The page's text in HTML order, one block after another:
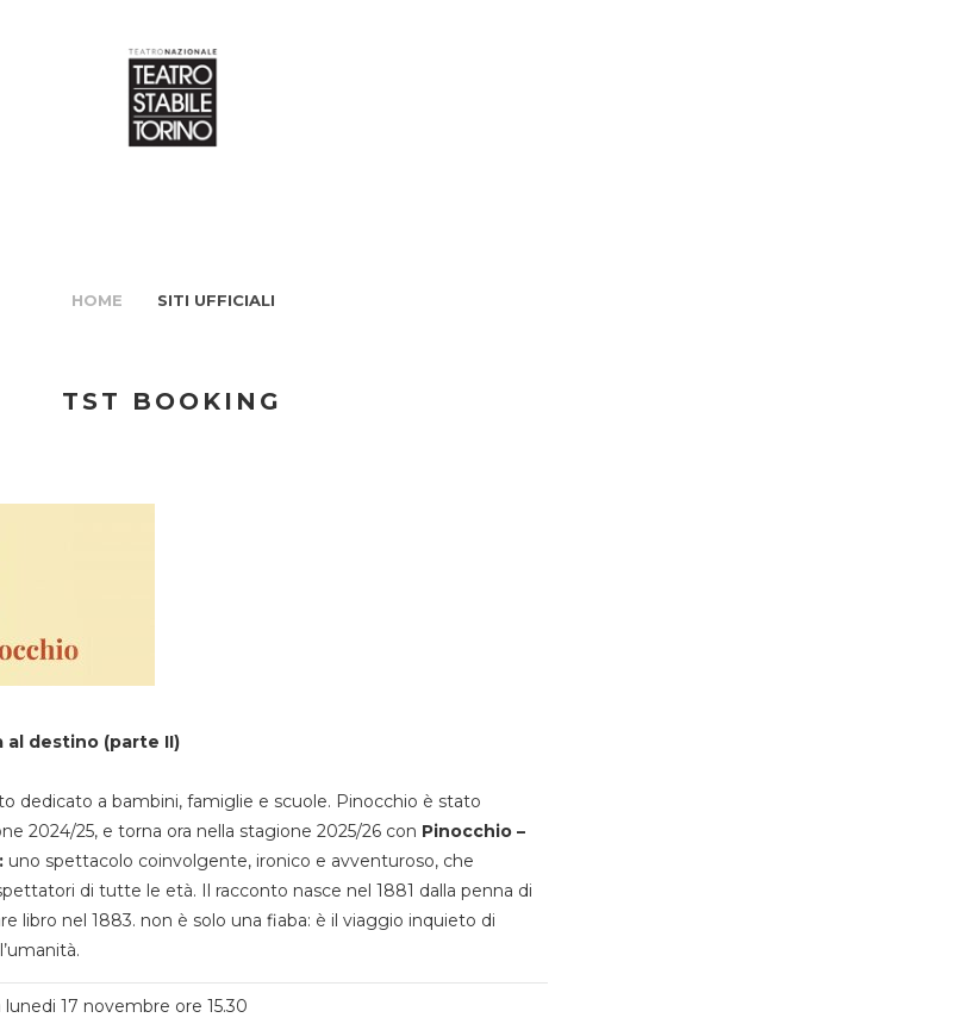
HOME SITI UFFICIALI
TST BOOKING
al destino (parte II)
dedicato a bambini, famiglie e scuole. Pinocchio è stato
2024/25, e torna ora nella stagione 2025/26 con Pinocchio –
uno spettacolo coinvolgente, ironico e avventuroso, che
di tutte le età. Il racconto nasce nel 1881 dalla penna di
libro nel 1883. non è solo una fiaba: è il viaggio inquieto di
17 novembre ore 15.30